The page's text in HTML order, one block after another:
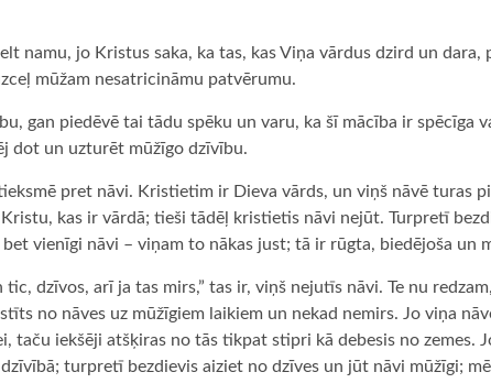
namu, jo Kristus saka, ka tas, kas Viņa vārdus dzird un dara,
mūžam nesatricināmu patvērumu.
gan piedēvē tai tādu spēku un varu, ka šī mācība ir spēcīga
dot un uzturēt mūžīgo dzīvību.
pret nāvi. Kristietim ir Dieva vārds, un viņš nāvē turas
kas ir vārdā; tieši tādēļ kristietis nāvi nejūt. Turpretī
vienīgi nāvi – viņam to nākas just; tā ir rūgta, biedējoša un
tic, dzīvos, arī ja tas mirs,” tas ir, viņš nejutīs nāvi. Te nu
no nāves uz mūžīgiem laikiem un nekad nemirs. Jo viņa
taču iekšēji atšķiras no tās tikpat stipri kā debesis no zemes.
turpretī bezdievis aiziet no dzīves un jūt nāvi mūžīgi;